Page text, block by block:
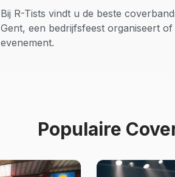
Bij R-Tists vindt u de beste
Gent, een bedrijfsfeest organiseert
evenement.
Populaire